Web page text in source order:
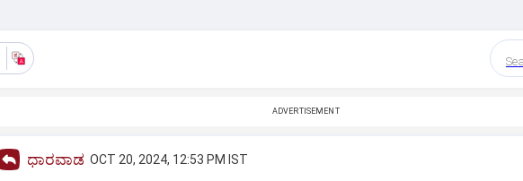
ADVERTISEMENT
ಧಾರವಾಡ OCT 20, 2024, 12:53 PM IST